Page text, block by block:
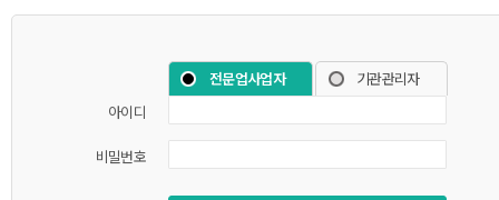
전문업사업자
기관관리자
아이디
비밀번호